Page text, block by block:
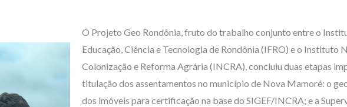
O Projeto Geo Rondônia, fruto do trabalho conjunto entre o
Educação, Ciência e Tecnologia de Rondônia (IFRO) e o Instituto
Colonização e Reforma Agrária (INCRA), concluiu duas etapas
titulação dos assentamentos no município de Nova Mamoré: o
dos imóveis para certificação na base do SIGEF/INCRA; e a